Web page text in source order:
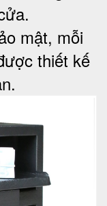
mật, mỗi
thiết kế